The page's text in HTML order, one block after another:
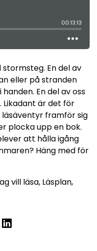
En del av
eller på stranden
En del av oss
Likadant är det för
läsäventyr framför sig
plocka upp en bok.
att hålla igång
Häng med för
vill läsa, Läsplan,